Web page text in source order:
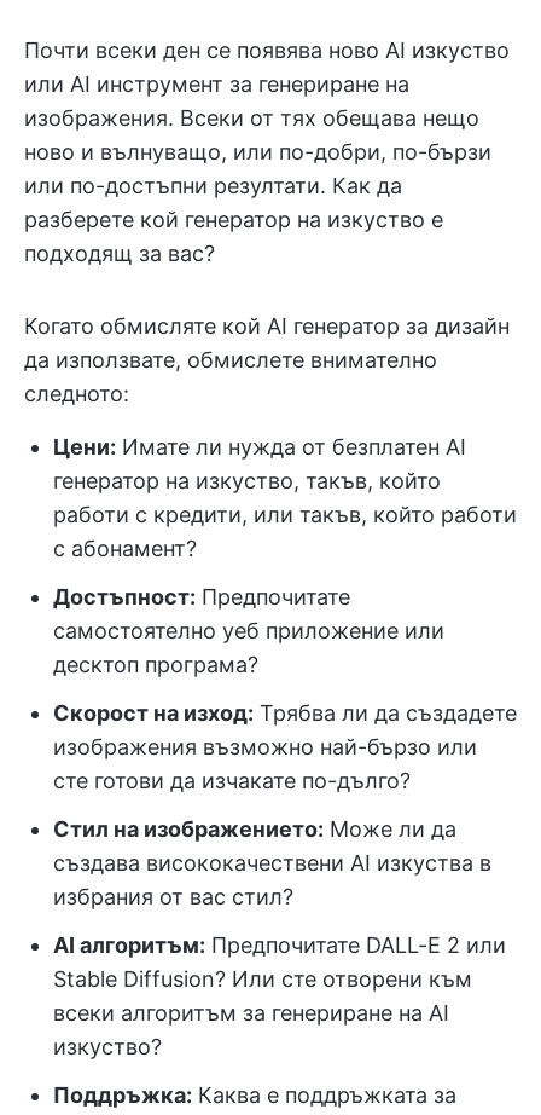
Почти всеки ден се появява ново AI изкуство
или AI инструмент за генериране на
изображения. Всеки от тях обещава нещо
ново и вълнуващо, или по-добри, по-бързи
или по-достъпни резултати. Как да
разберете кой генератор на изкуство е
подходящ за вас?
Когато обмисляте кой AI генератор за дизайн
да използвате, обмислете внимателно
следното:
Цени: Имате ли нужда от безплатен AI
генератор на изкуство, такъв, който
работи с кредити, или такъв, който работи
с абонамент?
Достъпност: Предпочитате
самостоятелно уеб приложение или
десктоп програма?
Скорост на изход: Трябва ли да създадете
изображения възможно най-бързо или
сте готови да изчакате по-дълго?
Стил на изображението: Може ли да
създава висококачествени AI изкуства в
избрания от вас стил?
AI алгоритъм: Предпочитате DALL-E 2 или
Stable Diffusion? Или сте отворени към
всеки алгоритъм за генериране на AI
изкуство?
Поддръжка: Каква е поддръжката за